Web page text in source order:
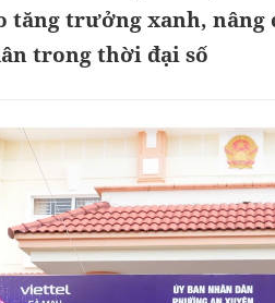
tăng trưởng xanh,
trong thời đại số